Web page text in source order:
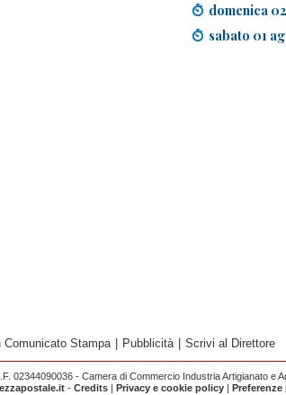
domenica
sabato 01
Comunicato Stampa Pubblicità Scrivi al Direttore
- Camera di Commercio Industria Artigianato e
- Credits| Privacy e cookie policy| Preferenze